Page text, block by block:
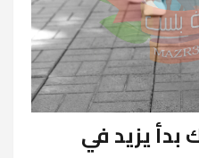
يزيد في